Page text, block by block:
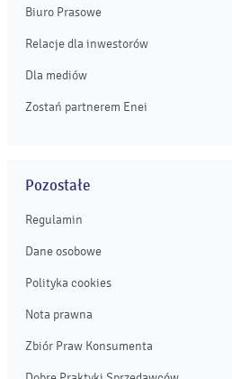
Biuro Prasowe
Relacje dla inwestorów
Dla mediów
Zostań partnerem Enei
Pozostałe
Regulamin
Dane osobowe
Polityka cookies
Nota prawna
Zbiór Praw Konsumenta